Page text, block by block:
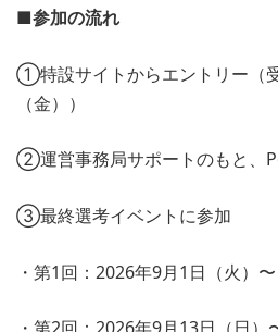
■参加の流れ
①特設サイトからエントリー（
（金））
②運営事務局サポートのもと、
③最終選考イベントに参加
・第1回：2026年9月1日（火）